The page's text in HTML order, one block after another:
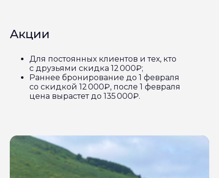
Акции
Для постоянных клиентов и тех, кто
с друзьями скидка 12 000₽;
Раннее бронирование до 1 февраля
со скидкой 12 000₽, после 1 февраля
цена вырастет до 135 000₽.